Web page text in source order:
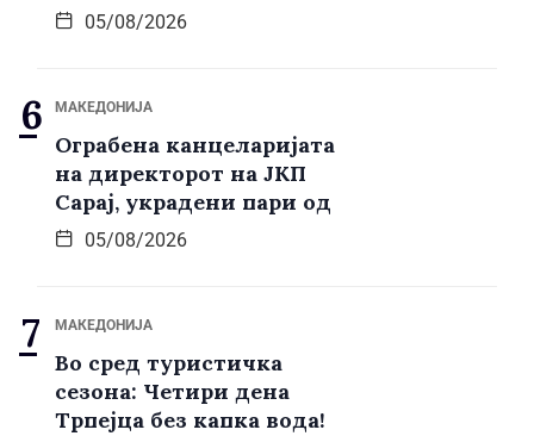
05/08/2026
МАКЕДОНИЈА
Ограбена канцеларијата
на директорот на ЈКП
Сарај, украдени пари од
05/08/2026
МАКЕДОНИЈА
Во сред туристичка
сезона: Четири дена
Трпејца без капка вода!